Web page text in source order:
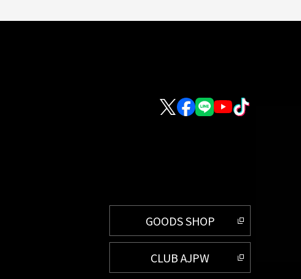
GOODS SHOP
CLUB AJPW